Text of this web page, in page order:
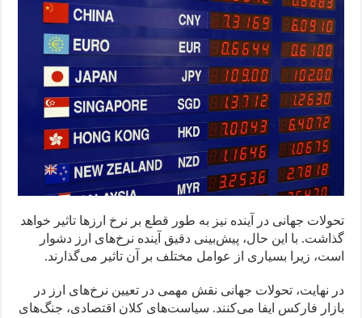
تحولات جهانی در آینده نیز به طور قطع بر نرخ ارزها تاثیر خواهد
گذاشت. با این حال، پیش‌بینی دقیق آینده نرخ‌های ارز دشوار
است، زیرا بسیاری از عوامل مختلف بر آن تاثیر می‌گذارند.
در نهایت، تحولات جهانی نقش مهمی در تعیین نرخ‌های ارز در
بازار فارکس ایفا می‌کنند. سیاست‌های کلان اقتصادی، جنگ‌های